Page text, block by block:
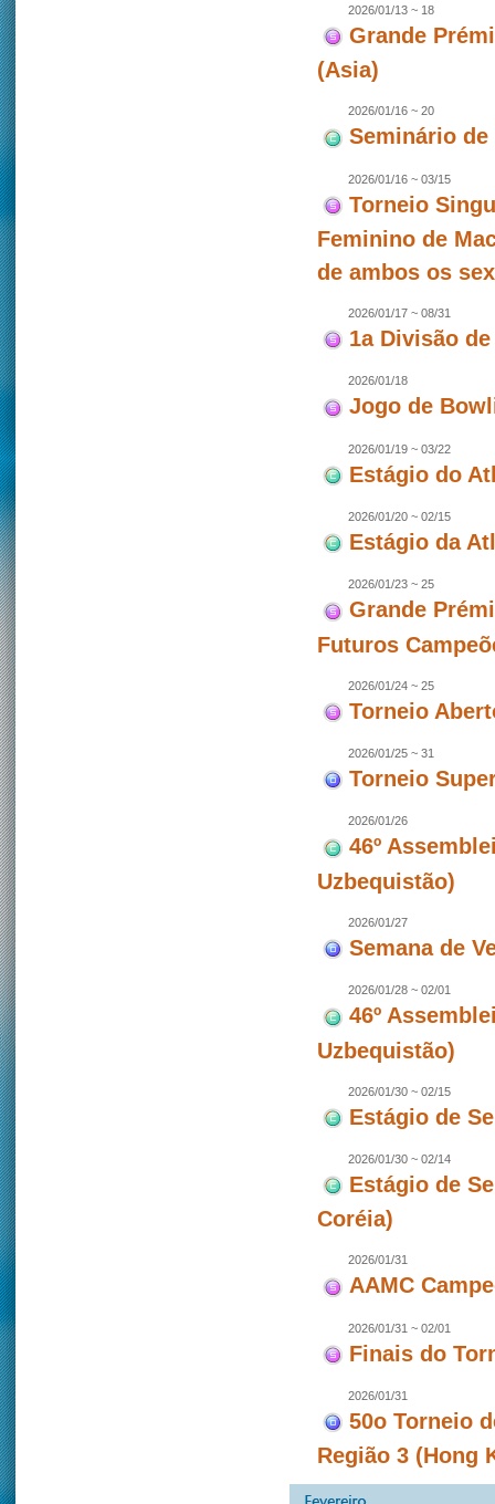
2026/01/13 ~ 18
Grande
(Asia)
2026/01/16 ~ 20
Seminário de
2026/01/16 ~ 03/15
Torneio
Feminino de
de ambos os
2026/01/17 ~ 08/31
1a Divisão
2026/01/18
Jogo de
2026/01/19 ~ 03/22
Estágio do
2026/01/20 ~ 02/15
Estágio da
2026/01/23 ~ 25
Grande
Futuros
2026/01/24 ~ 25
Torneio
2026/01/25 ~ 31
Torneio
2026/01/26
46º
Uzbequistão)
2026/01/27
Semana de
2026/01/28 ~ 02/01
46º
Uzbequistão)
2026/01/30 ~ 02/15
Estágio de
2026/01/30 ~ 02/14
Estágio de
Coréia)
2026/01/31
AAMC
2026/01/31 ~ 02/01
Finais do
2026/01/31
50o Torneio
Região 3 (Hong